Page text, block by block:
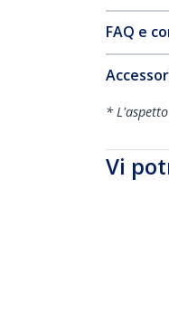
FAQ e
*
Vi